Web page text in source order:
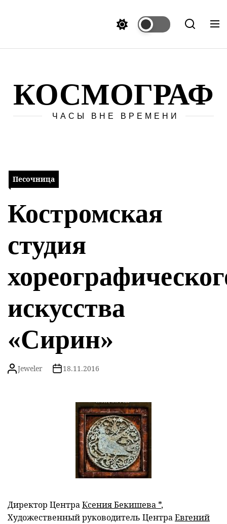
КОСМОГРАФ
ЧАСЫ ВНЕ ВРЕМЕНИ
Песочница
Костромская
студия
искусства
«Сирин»
Jeweler 18.11.2016
Директор ЦентраКсения Бекишева *,
Художественный руководитель ЦентраЕвгений